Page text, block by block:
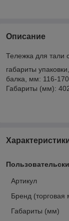
Описание
Тележка для тали
габариты
балка, мм: 116-
Габариты (мм):
Артикул
Бренд (торговая
Габариты (мм)